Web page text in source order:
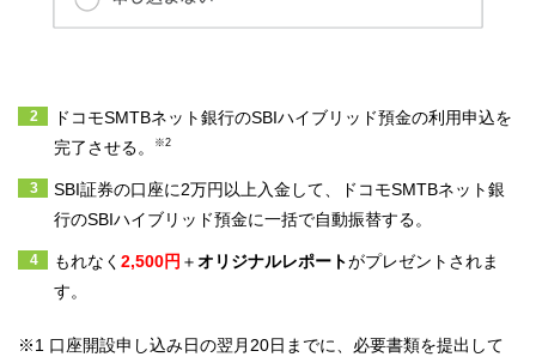
ドコモSMTBネット銀行のSBIハイブリッド預金の利用申込を
完了させる。
※2
SBI証券の口座に2万円以上入金して、ドコモSMTBネット銀
行のSBIハイブリッド預金に一括で自動振替する。
もれなく 2,500円 ＋オリジナルレポートがプレゼントされま
す。
※1 口座開設申し込み日の翌月20日までに、必要書類を提出して